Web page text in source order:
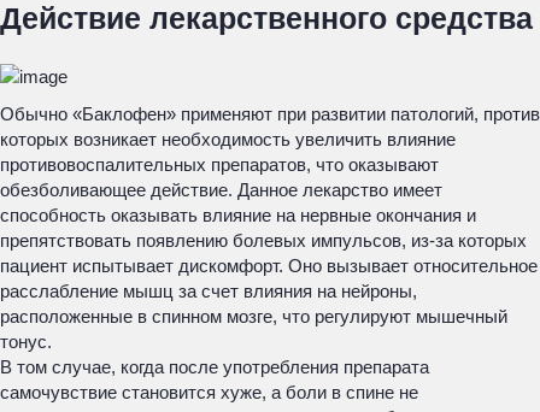
Действие лекарственного средства
Обычно «Баклофен» применяют при развитии патологий, против
которых возникает необходимость увеличить влияние
противовоспалительных препаратов, что оказывают
обезболивающее действие. Данное лекарство имеет
способность оказывать влияние на нервные окончания и
препятствовать появлению болевых импульсов, из-за которых
пациент испытывает дискомфорт. Оно вызывает относительное
расслабление мышц за счет влияния на нейроны,
расположенные в спинном мозге, что регулируют мышечный
тонус.
В том случае, когда после употребления препарата
самочувствие становится хуже, а боли в спине не